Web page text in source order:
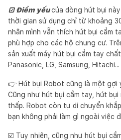
☑️ Điểm yếucủa dòng hút bụi
thời gian sử dụng chỉ từ khoảng
nhân mình vẫn thích hút bụi cầm
phù hợp cho các hộ chung cư.
sản xuất máy hút bụi cầm tay chất
Panasonic, LG, Samsung, Hitachi...
👉 Hút bụi Robot cũng là một gợi
Cũng như hút bụi cầm tay, hút
thấp. Robot còn tự di chuyển
bạn không phải làm gì ngoài việc
☑️ Tuy nhiên, cũng như hút bụi